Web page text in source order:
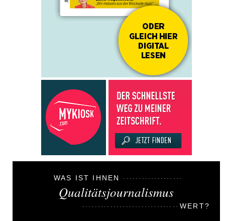
WAS IST IHNEN
Qualitätsjournalismus
WERT?